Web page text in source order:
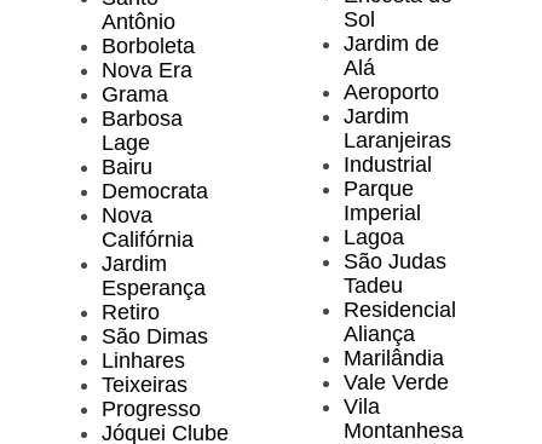
Antônio
Borboleta
Nova Era
Grama
Barbosa
Lage
Bairu
Democrata
Nova
Califórnia
Jardim
Esperança
Retiro
São Dimas
Linhares
Teixeiras
Progresso
Jóquei Clube
Sol
Jardim de
Alá
Aeroporto
Jardim
Laranjeiras
Industrial
Parque
Imperial
Lagoa
São Judas
Tadeu
Residencial
Aliança
Marilândia
Vale Verde
Vila
Montanhesa